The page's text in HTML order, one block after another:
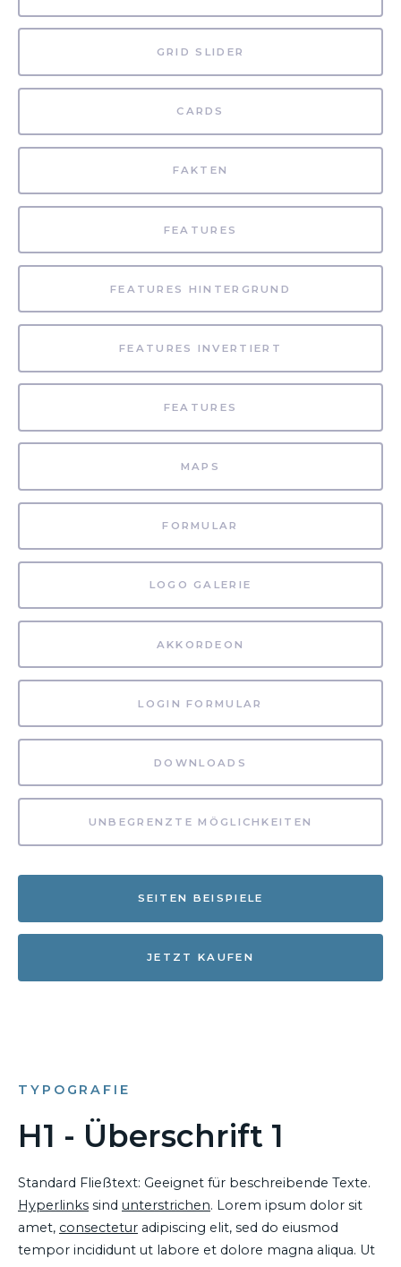
GRID SLIDER
CARDS
FAKTEN
FEATURES
FEATURES HINTERGRUND
FEATURES INVERTIERT
FEATURES
MAPS
FORMULAR
LOGO GALERIE
AKKORDEON
LOGIN FORMULAR
DOWNLOADS
UNBEGRENZTE MÖGLICHKEITEN
SEITEN BEISPIELE
JETZT KAUFEN
TYPOGRAFIE
H1 - Überschrift 1
Standard Fließtext: Geeignet für beschreibende Texte.
Hyperlinks sind unterstrichen. Lorem ipsum dolor sit
amet, consectetur adipiscing elit, sed do eiusmod
tempor incididunt ut labore et dolore magna aliqua. Ut